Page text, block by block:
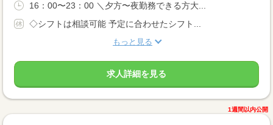
16：00〜23：00 ＼夕方〜夜勤務できる方大...
◇シフトは相談可能 予定に合わせたシフト...
もっと見る
求人詳細を見る
1週間以内公開